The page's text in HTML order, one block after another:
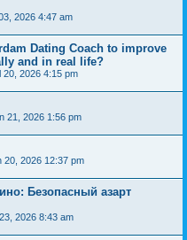
2026 4:47 am
Dating Coach to improve
and in real life?
20, 2026 4:15 pm
21, 2026 1:56 pm
20, 2026 12:37 pm
Безопасный азарт
2026 8:43 am